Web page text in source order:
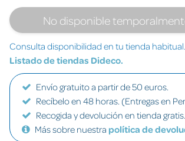
No disponible
Consulta disponibilidad en tu tienda habitual.
Listado de tiendas Dideco.
Envío gratuito a partir de 50 euros.
Recíbelo en 48 horas. (Entregas en
Recogida y devolución en tienda gratis.
Más sobre nuestra política de